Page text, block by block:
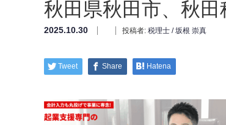
秋田県秋田市、秋
2025.10.30 投稿者: 税理士 / 坂根 崇真
Tweet Share Hatena